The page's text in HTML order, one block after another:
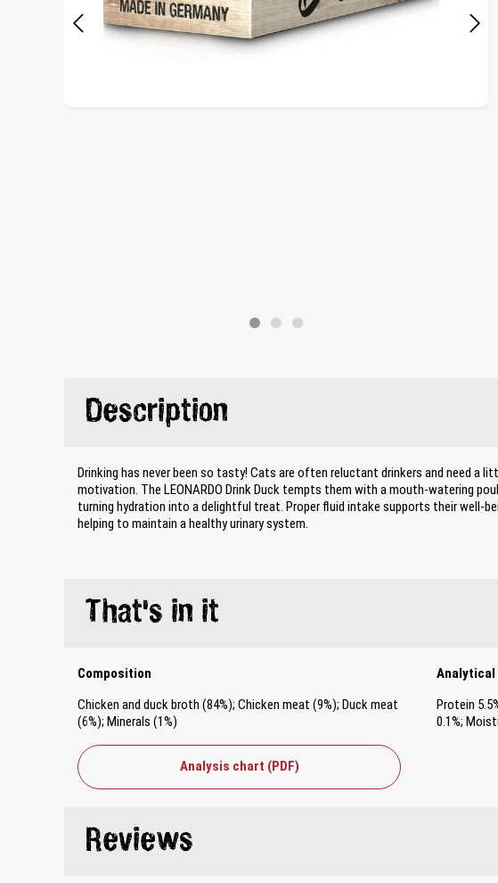
Description
Drinking has never been so tasty! Cats are often reluctant drinkers and need a
motivation. The LEONARDO Drink Duck tempts them with a mouth-watering
turning hydration into a delightful treat. Proper fluid intake supports their well-
helping to maintain a healthy urinary system.
That's in it
Composition
Chicken and duck broth (84%); Chicken meat (9%); Duck meat
(6%); Minerals (1%)
Protein
0.1%;
Analysis chart (PDF)
Reviews